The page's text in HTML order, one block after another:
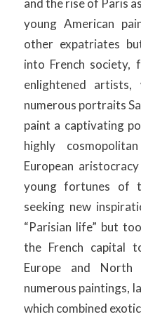
young American
other expatriates
into French
enlightened
numerous portraits
paint a captivating
highly
European
young fortunes of
seeking new
“Parisian life” but
the French capital
Europe and
numerous paintings,
which combined